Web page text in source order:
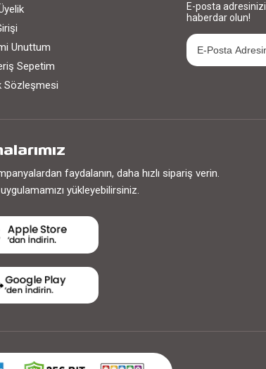
Unuttum
Sepetim
Sözleşmesi
E-posta
haberdar olun!
faydalanın, daha hızlı sipariş verin.
yükleyebilirsiniz.